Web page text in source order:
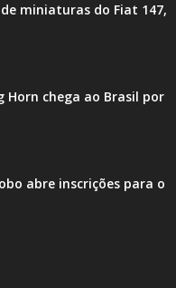
miniaturas do Fiat 147,
Horn chega ao Brasil por
abre inscrições para o